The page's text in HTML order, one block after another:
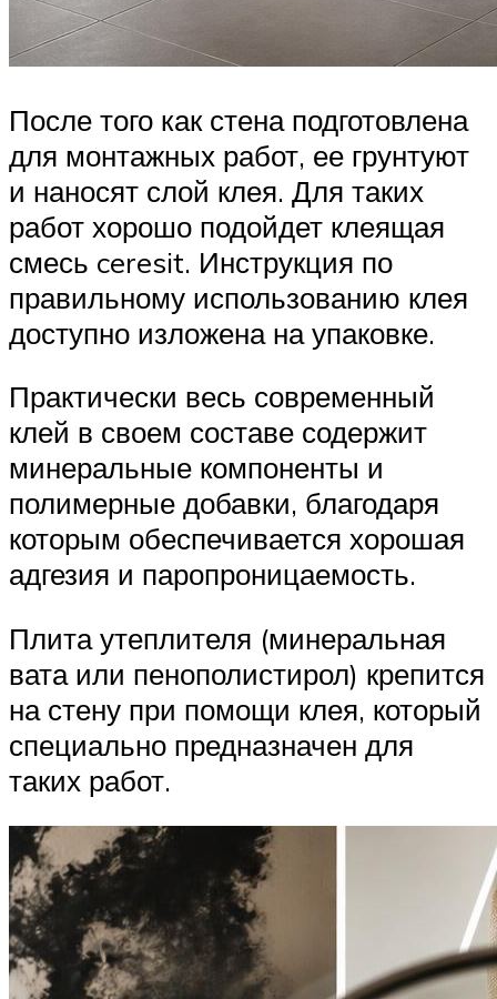
После того как стена подготовлена
для монтажных работ, ее грунтуют
и наносят слой клея. Для таких
работ хорошо подойдет клеящая
смесь ceresit. Инструкция по
правильному использованию клея
доступно изложена на упаковке.
Практически весь современный
клей в своем составе содержит
минеральные компоненты и
полимерные добавки, благодаря
которым обеспечивается хорошая
адгезия и паропроницаемость.
Плита утеплителя (минеральная
вата или пенополистирол) крепится
на стену при помощи клея, который
специально предназначен для
таких работ.